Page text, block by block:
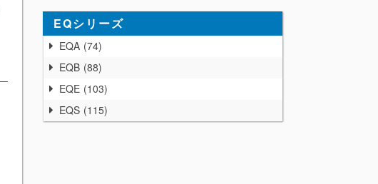
EQシリーズ
EQA 74
EQB 88
EQE 103
EQS 115